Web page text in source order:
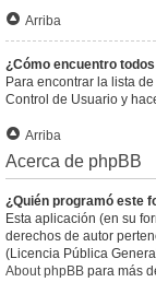
Arriba
¿Cómo encuentro
Para encontrar la lista
Control de Usuario y
Arriba
Acerca de phpBB
¿Quién programó este
Esta aplicación (en su
derechos de autor
(Licencia Pública
About phpBB para más